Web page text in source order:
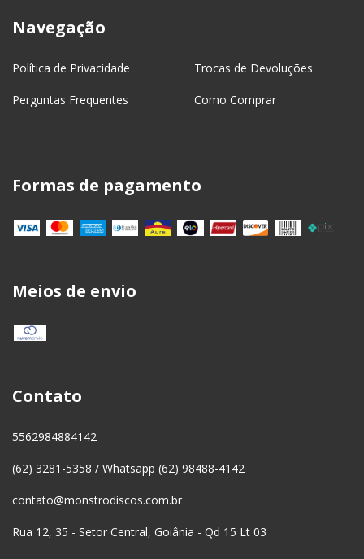
Navegação
Política de Privacidade Trocas de Devoluções
Perguntas Frequentes Como Comprar
Formas de pagamento
Meios de envio
Contato
5562984884142
(62) 3281-5358 / Whatsapp (62) 98488-4142
contato@monstrodiscos.com.br
Rua 12, 35 - Setor Central, Goiânia - Qd 15 Lt 03